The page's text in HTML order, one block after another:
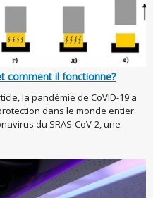
comment il fonctionne?
la pandémie de CoVID-19 a
dans le monde entier.
du SRAS-CoV-2, une